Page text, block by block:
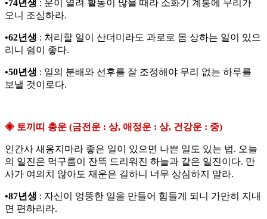
•74년생 : 운이 열려 활동이 많을 때라 소화기 계통에 무리가
오니 조심하라.
•62년생 : 처리할 일이 산더미라도 과로로 몸 상하는 일이 있으
리니 쉼이 좋다.
•50년생 : 일의 분배와 선후를 잘 조정해야 무리 없는 하루를
보낼 것이로다.
◈ 토끼띠 총운 (금전운 : 상, 애정운 : 상, 건강운 : 중)
인간사 새옹지마라 좋은 일이 있으면 나쁜 일도 있는 법. 오늘
의 일진은 먹구름이 잔뜩 드리워진 하늘과 같은 일진이다. 만
사가 여의치 않아도 재운은 길하니 너무 상심하지 말라.
•87년생 : 자신이 엉뚱한 일을 만들어 힘들게 되니 가만히 지내
면 편하리라.